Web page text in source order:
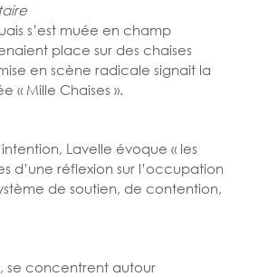
s’est muée en champ
place sur des chaises
en scène radicale signait la
« Mille Chaises ».
Lavelle évoque « les
d’une réflexion sur l’occupation
de soutien, de contention,
se concentrent autour